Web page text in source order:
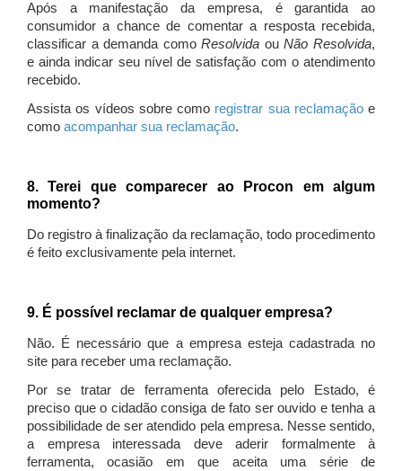
Após a manifestação da empresa, é garantida ao
consumidor a chance de comentar a resposta recebida,
classificar a demanda comoResolvida ouNão Resolvida,
e ainda indicar seu nível de satisfação com o atendimento
recebido.
Assista os vídeos sobre como registrar sua reclamaçãoe
como acompanhar sua reclamação.
8. Terei que comparecer ao Procon em algum
momento?
Do registro à finalização da reclamação, todo procedimento
é feito exclusivamente pela internet.
9. É possível reclamar de qualquer empresa?
Não. É necessário que a empresa esteja cadastrada no
site para receber uma reclamação.
Por se tratar de ferramenta oferecida pelo Estado, é
preciso que o cidadão consiga de fato ser ouvido e tenha a
possibilidade de ser atendido pela empresa. Nesse sentido,
a empresa interessada deve aderir formalmente à
ferramenta, ocasião em que aceita uma série de